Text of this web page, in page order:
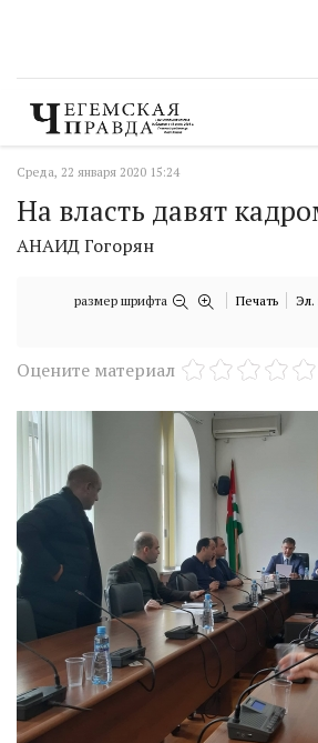
Среда, 22 января 2020 15:24
На власть давят
АНАИД Гогорян
размер шрифта Печать Эл.
Оцените материал